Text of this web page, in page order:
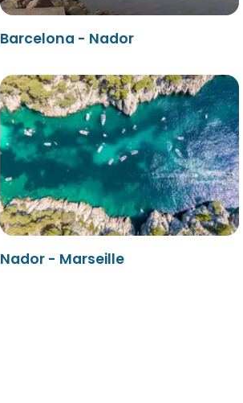
Barcelona - Nador
Nador - Marseille